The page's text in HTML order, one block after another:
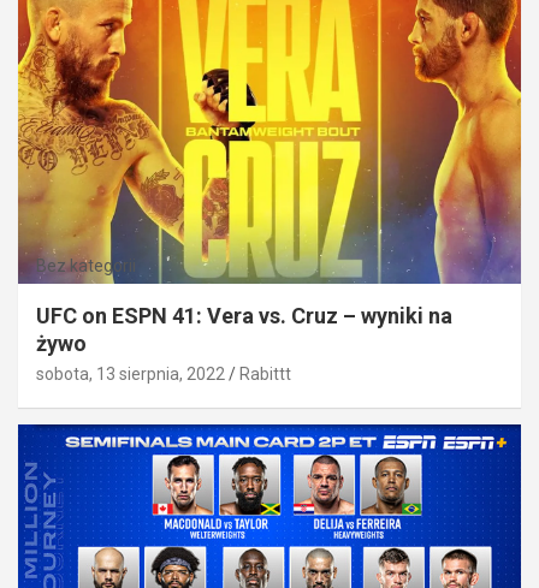
Bez kategorii
UFC on ESPN 41: Vera vs. Cruz – wyniki na
żywo
sobota, 13 sierpnia, 2022 Rabittt